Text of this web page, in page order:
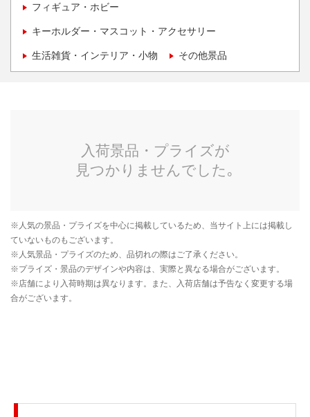
フィギュア・ホビー
キーホルダー・マスコット・アクセサリー
生活雑貨・インテリア・小物 その他景品